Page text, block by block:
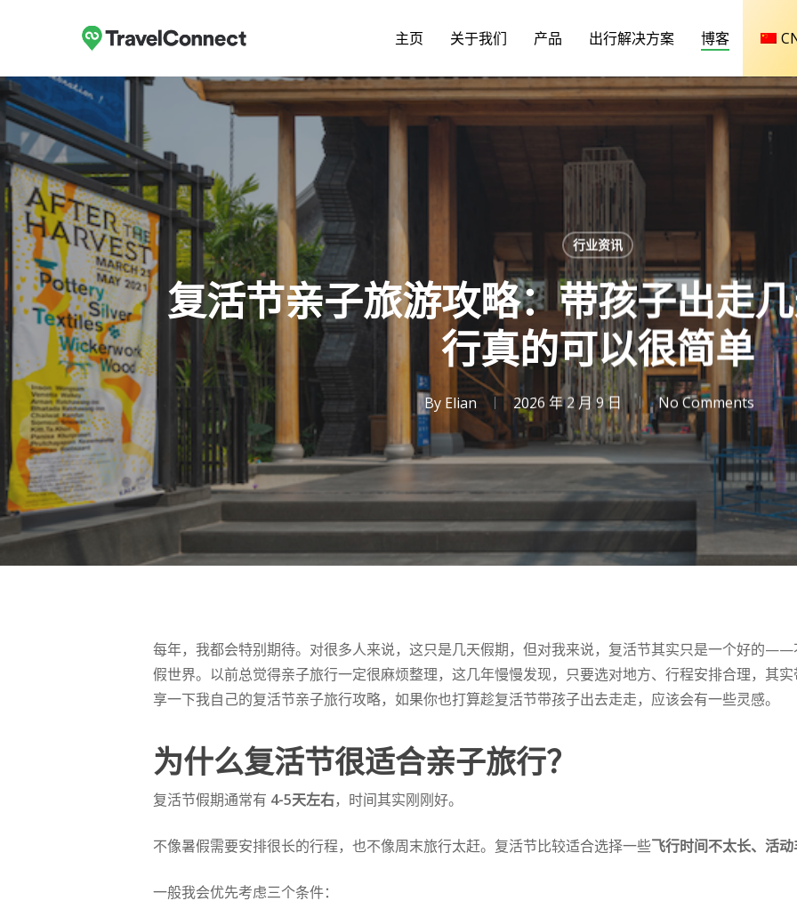
要
内
按 Enter 进行搜索或按 ESC 关闭
主页 关于我们 产品 出行解决方案 博客
行业资讯
复活节亲子旅游攻略：带孩子出走
行真的可以很简单
By Elian 2026 年 2 月 9 日 No Comments
每年，我都会特别期待。对很多人来说，这只是几天假期，但对我来说，复活节其实只是一个好的
假世界。以前总觉得亲子旅行一定很麻烦整理，这几年慢慢发现，只要选对地方、行程安排合理，其
享一下我自己的复活节亲子旅行攻略，如果你也打算趁复活节带孩子出去走走，应该会有一些灵感。
为什么复活节很适合亲子旅行？
复活节假期通常有 4-5天左右，时间其实刚刚好。
不像暑假需要安排很长的行程，也不像周末旅行太赶。复活节比较适合选择一些飞行时间不太长、活
一般我会优先考虑三个条件：